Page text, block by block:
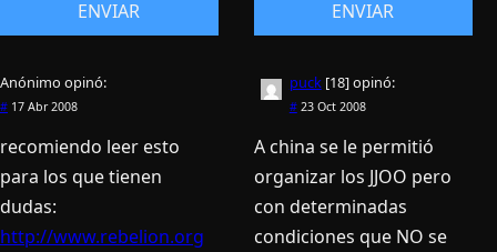
Anónimo opinó:
# 17 Abr 2008
recomiendo leer esto
para los que tienen
dudas:
http://www.rebelion.org
puck[18]opinó:
#23 Oct 2008
A china se le permitió
organizar los JJOO pero
con determinadas
condiciones que NO se